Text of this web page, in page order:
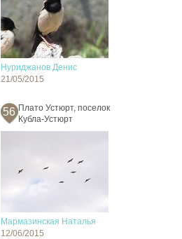
Нуриджанов Денис
21/05/2015
56 Плато Устюрт, поселок
Кубла-Устюрт
Мармазинская Наталья
12/06/2015